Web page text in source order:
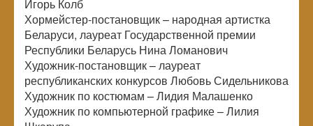
Игорь Колб
Хормейстер-постановщик – народная артистка
Беларуси, лауреат Государственной премии
Республики Беларусь Нина Ломанович
Художник-постановщик – лауреат
республиканских конкурсов Любовь Сидельникова
Художник по костюмам – Лидия Малашенко
Художник по компьютерной графике – Лилия